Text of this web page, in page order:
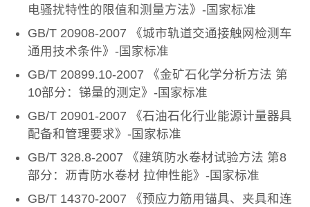
电骚扰特性的限值和测量方法》-国家标准
GB/T 20908-2007 《城市轨道交通接触网检测车
通用技术条件》-国家标准
GB/T 20899.10-2007 《金矿石化学分析方法 第
10部分：锑量的测定》-国家标准
GB/T 20901-2007 《石油石化行业能源计量器具
配备和管理要求》-国家标准
GB/T 328.8-2007 《建筑防水卷材试验方法 第8
部分：沥青防水卷材 拉伸性能》-国家标准
GB/T 14370-2007 《预应力筋用锚具、夹具和连